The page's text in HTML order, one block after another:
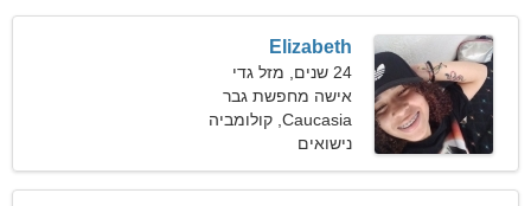
Elizabeth
24 שנים, מזל גדי
אישה מחפשת גבר
Caucasia, קולומביה
נישואים